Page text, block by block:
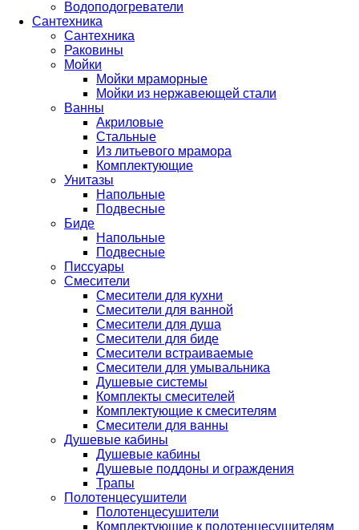
Водоподогреватели
Сантехника
Сантехника
Раковины
Мойки
Мойки мраморные
Мойки из нержавеющей стали
Ванны
Акриловые
Стальные
Из литьевого мрамора
Комплектующие
Унитазы
Напольные
Подвесные
Биде
Напольные
Подвесные
Писсуары
Смесители
Смесители для кухни
Смесители для ванной
Смесители для душа
Смесители для биде
Смесители встраиваемые
Смесители для умывальника
Душевые системы
Комплекты смесителей
Комплектующие к смесителям
Смесители для ванны
Душевые кабины
Душевые кабины
Душевые поддоны и ограждения
Трапы
Полотенцесушители
Полотенцесушители
Комплектующие к полотенцесушителям